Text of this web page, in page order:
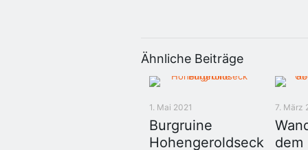
Ähnliche Beiträge
1. Mai 2021
Burgruine
Hohengeroldseck
7. März
dem